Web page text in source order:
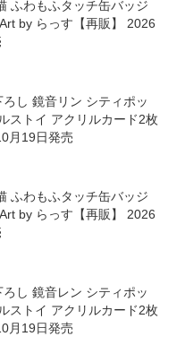
ふわもふタッチ缶バッジ
by らっす【再販】 2026
し 鏡音リン シティポッ
ストイ アクリルカード2枚
月19日発売
ふわもふタッチ缶バッジ
by らっす【再販】 2026
し 鏡音レン シティポッ
ストイ アクリルカード2枚
月19日発売